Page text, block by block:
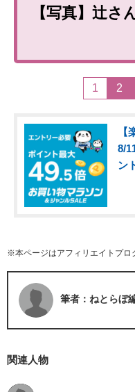
【写真】辻さ
1 2
8/
ン
※本ページはアフィリエイトプロ
筆者：ねとらぼ
関連人物